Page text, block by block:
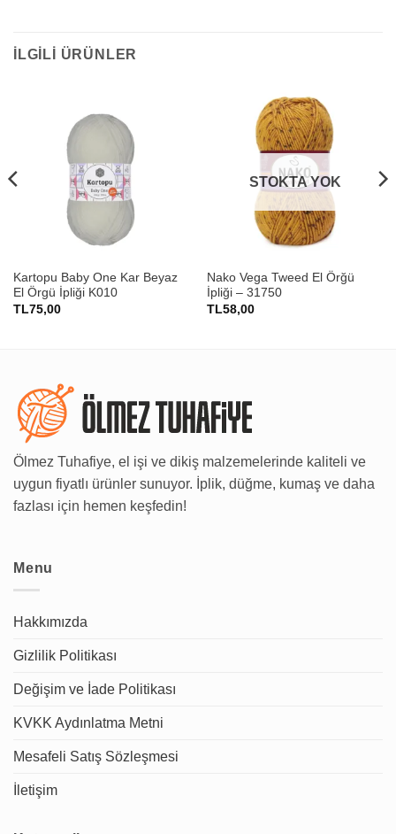
İLGILI ÜRÜNLER
Kartopu Baby One Kar Beyaz
El Örgü İpliği K010
TL75,00
STOKTA YOK
Nako Vega Tweed El Örğü
İpliği – 31750
TL58,00
Ölmez Tuhafiye, el işi ve dikiş malzemelerinde kaliteli ve
uygun fiyatlı ürünler sunuyor. İplik, düğme, kumaş ve daha
fazlası için hemen keşfedin!
Menu
Hakkımızda
Gizlilik Politikası
Değişim ve İade Politikası
KVKK Aydınlatma Metni
Mesafeli Satış Sözleşmesi
İletişim